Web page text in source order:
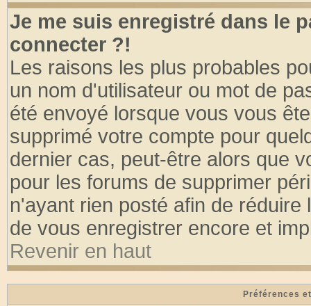
Je me suis enregistré dans le
connecter ?!
Les raisons les plus probables
un nom d'utilisateur ou mot de
été envoyé lorsque vous vous
supprimé votre compte pour
dernier cas, peut-être alors que
pour les forums de supprimer
n'ayant rien posté afin de
de vous enregistrer encore et
Revenir en haut
Préférences